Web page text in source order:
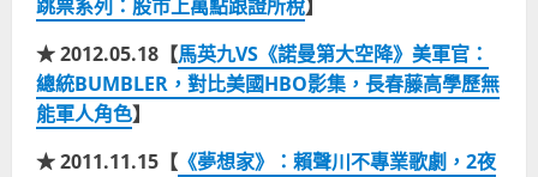
跳票系列：股市上萬點跟證所稅】
★ 2012.05.18【馬英九VS《諾曼第大空降》美軍官：
總統BUMBLER，對比美國HBO影集，長春藤高學歷無
能軍人角色】
★ 2011.11.15【 《夢想家》：賴聲川不專業歌劇，2夜